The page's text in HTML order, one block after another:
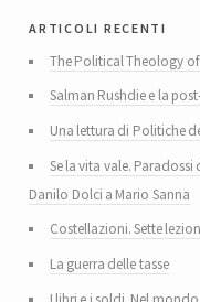
articoli recenti
The Political Theology of
Salman Rushdie e la
Una lettura di Politiche
Se la vita vale.
Danilo Dolci a Mario Sanna
Costellazioni. Sette
La guerra delle tasse